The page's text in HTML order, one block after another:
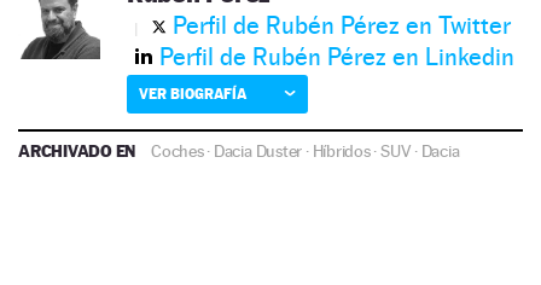
Perfil de Rubén Pérez en Twitter
Perfil de Rubén Pérez en Linkedin
VER BIOGRAFÍA
ARCHIVADO EN Coches· Dacia Duster · Híbridos·SUV · Dacia